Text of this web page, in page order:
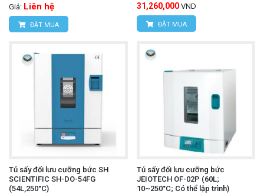
Giá: Liên hệ
ĐẶT MUA
31,260,000 VND
ĐẶT MUA
Tủ sấy đối lưu cưỡng bức SH
SCIENTIFIC SH-DO-54FG
(54L,250°C)
Tủ sấy đối lưu cưỡng bức
JEIOTECH OF-02P (60L;
10~250°C; Có thể lập trình)